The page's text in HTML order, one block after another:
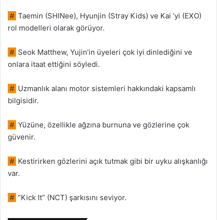
# Taemin (SHINee), Hyunjin (Stray Kids) ve Kai ‘yi (EXO)
rol modelleri olarak görüyor.
# Seok Matthew, Yujin’in üyeleri çok iyi dinlediğini ve
onlara itaat ettiğini söyledi.
# Uzmanlık alanı motor sistemleri hakkındaki kapsamlı
bilgisidir.
# Yüzüne, özellikle ağzına burnuna ve gözlerine çok
güvenir.
# Kestirirken gözlerini açık tutmak gibi bir uyku alışkanlığı
var.
# “Kick It” (NCT) şarkısını seviyor.